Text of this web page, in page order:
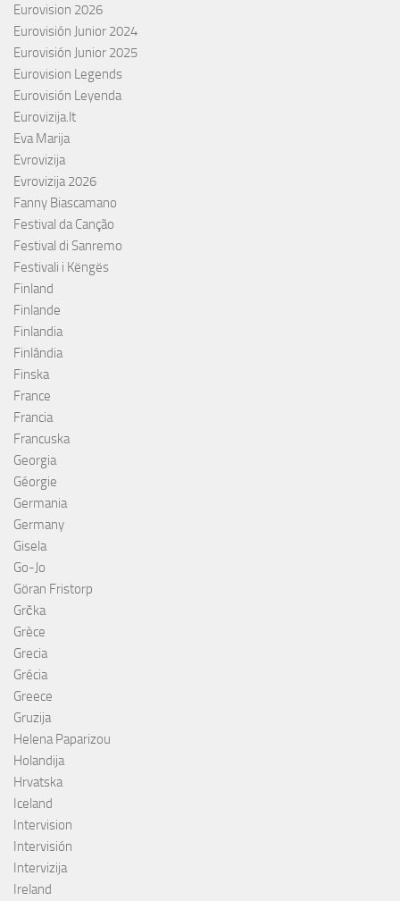
Eurovision 2026
Eurovisión Junior 2024
Eurovisión Junior 2025
Eurovision Legends
Eurovisión Leyenda
Eurovizija.lt
Eva Marija
Evrovizija
Evrovizija 2026
Fanny Biascamano
Festival da Canção
Festival di Sanremo
Festivali i Këngës
Finland
Finlande
Finlandia
Finlândia
Finska
France
Francia
Francuska
Georgia
Géorgie
Germania
Germany
Gisela
Go-Jo
Göran Fristorp
Grčka
Grèce
Grecia
Grécia
Greece
Gruzija
Helena Paparizou
Holandija
Hrvatska
Iceland
Intervision
Intervisión
Intervizija
Ireland